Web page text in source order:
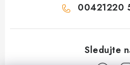
00421220